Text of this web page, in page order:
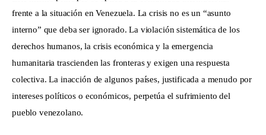
frente a la situación en Venezuela. La crisis no es un “asunto
interno” que deba ser ignorado. La violación sistemática de los
derechos humanos, la crisis económica y la emergencia
humanitaria trascienden las fronteras y exigen una respuesta
colectiva. La inacción de algunos países, justificada a menudo por
intereses políticos o económicos, perpetúa el sufrimiento del
pueblo venezolano.